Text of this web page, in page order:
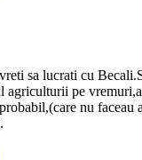
sa lucrati cu
agriculturii pe
nu